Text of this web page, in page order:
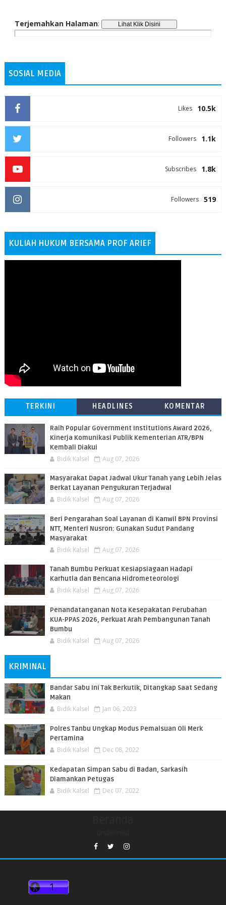
Terjemahkan Halaman:
SOSIAL MEDIA
10.5k
Likes
1.1k
Followers
1.8k
Subscribes
519
Followers
KULIAH HUKUM BERSAMA PROF ARIEF
TERKINI HEADLINES KOMENTAR
Raih Popular Government Institutions Award 2026,
Kinerja Komunikasi Publik Kementerian ATR/BPN
Kembali Diakui
Bidik Kalsel Aug 07, 2026
Masyarakat Dapat Jadwal Ukur Tanah yang Lebih Jelas
Berkat Layanan Pengukuran Terjadwal
Bidik Kalsel Aug 07, 2026
Beri Pengarahan Soal Layanan di Kanwil BPN Provinsi
NTT, Menteri Nusron: Gunakan Sudut Pandang
Masyarakat
Bidik Kalsel Aug 07, 2026
Tanah Bumbu Perkuat Kesiapsiagaan Hadapi
Karhutla dan Bencana Hidrometeorologi
Bidik Kalsel Aug 07, 2026
Penandatanganan Nota Kesepakatan Perubahan
KUA-PPAS 2026, Perkuat Arah Pembangunan Tanah
Bumbu
Bidik Kalsel Aug 07, 2026
KRIMINAL
Bandar Sabu Ini Tak Berkutik, Ditangkap Saat Sedang
Makan
Bidik Kalsel Jan 06, 2023
Polres Tanbu Ungkap Modus Pemalsuan Oli Merk
Pertamina
Bidik Kalsel Dec 08, 2022
Kedapatan Simpan Sabu di Badan, Sarkasih
Diamankan Petugas
Bidik Kalsel Dec 07, 2022